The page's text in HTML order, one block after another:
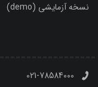
نسخه آزمایشی (demo)
021-78584000